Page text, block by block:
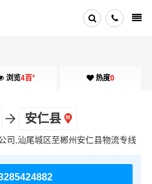
浏览4百+ 热度0
安仁县
司,汕尾城区至郴州安仁县物流专线